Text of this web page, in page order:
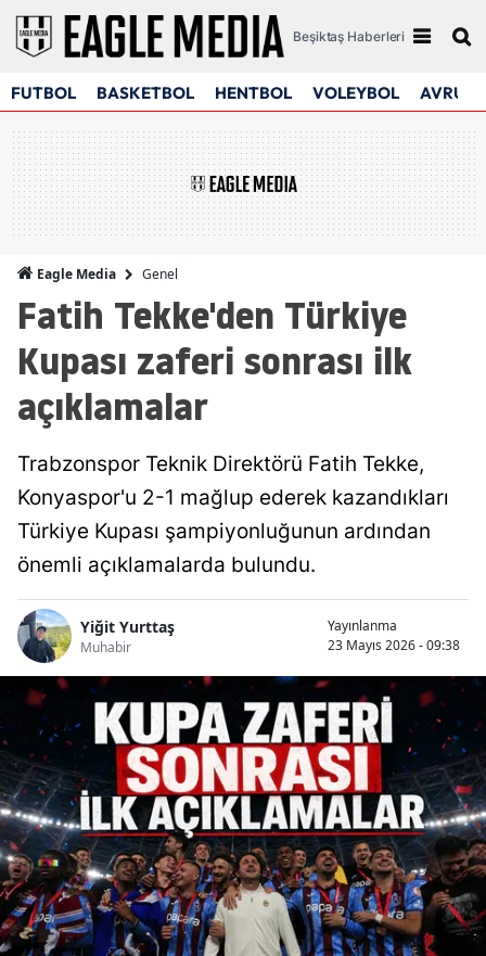
Beşiktaş Haberleri
FUTBOL BASKETBOL HENTBOL VOLEYBOL
Eagle Media Genel
Fatih Tekke'den Türkiye
Kupası zaferi sonrası ilk
açıklamalar
Trabzonspor Teknik Direktörü Fatih Tekke,
Konyaspor'u 2-1 mağlup ederek kazandıkları
Türkiye Kupası şampiyonluğunun ardından
önemli açıklamalarda bulundu.
Yiğit Yurttaş
Muhabir
Yayınlanma
23 Mayıs 2026 - 09:38